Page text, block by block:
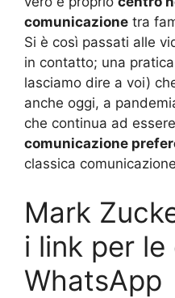
comunicazione tra
Si è così passati alle
in contatto; una
lasciamo dire a voi)
anche oggi, a
che continua ad
comunicazione
classica
Mark
i link per
WhatsApp